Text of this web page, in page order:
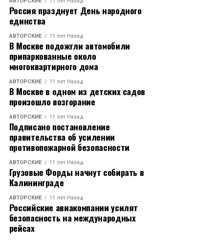
Россия празднует День народного
единства
АВТОРСКИЕ 11 лет Назад
В Москве подожгли автомобили
припаркованные около
многоквартирного дома
АВТОРСКИЕ 11 лет Назад
В Москве в одном из детских садов
произошло возгорание
АВТОРСКИЕ 11 лет Назад
Подписано постановление
правительства об усилении
противопожарной безопасности
АВТОРСКИЕ 11 лет Назад
Грузовые Форды начнут собирать в
Калининграде
АВТОРСКИЕ 11 лет Назад
Российские авиакомпании усилят
безопасность на международных
рейсах